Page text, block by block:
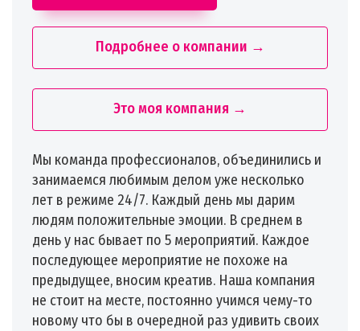
Подробнее о компании →
Это моя компания →
Мы команда профессионалов, объединились и
занимаемся любимым делом уже несколько
лет в режиме 24/7. Каждый день мы дарим
людям положительные эмоции. В среднем в
день у нас бывает по 5 мероприятий. Каждое
последующее мероприятие не похоже на
предыдущее, вносим креатив. Наша компания
не стоит на месте, постоянно учимся чему-то
новому что бы в очередной раз удивить своих